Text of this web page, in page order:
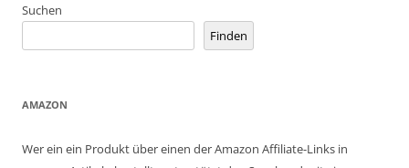
Suchen
Finden
AMAZON
Wer ein ein Produkt über einen der Amazon Affiliate-Links in